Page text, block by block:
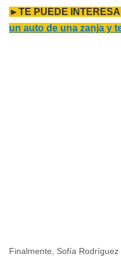
►TE PUEDE
un auto de una zanja y
Finalmente, Sofía